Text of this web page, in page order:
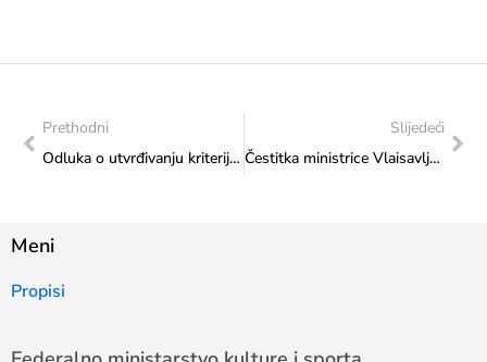
Prethodni
Odluka o utvrđivanju kriterija i raspodjele sredstava utvrđenih Budžetom Federacije BiH za 2026. godinu Federalnom ministarstvu kulture i sporta ss ekonomskog koda „Kapitalni transferi drugim nivoima vlasti i fondovima – Izgradnja, adaptacija i rekonstrukcija institucija kulture“
Slijedeći
Čestitka ministrice Vlaisavljević Ski klubu “Olimpic” povodom jubilarnog 5. Telemach Children Speed kampa
Meni
Propisi